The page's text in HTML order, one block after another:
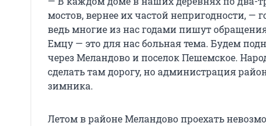
мостов, вернее их частой непригодности, —
ведь многие из нас годами пишут
Емцу — это для нас больная тема. Будем
через Меландово и поселок Пешемское.
сделать там дорогу, но администрация
зимника.
Летом в районе Меландово проехать